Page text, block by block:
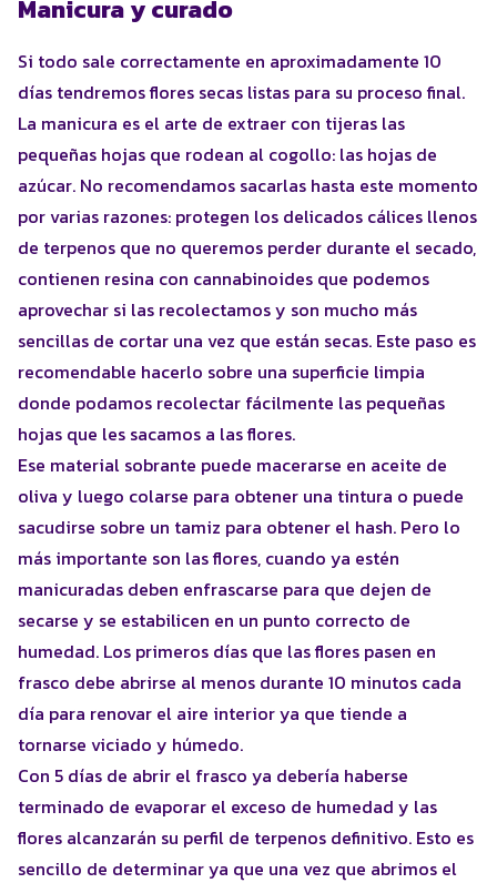
Manicura y curado
Si todo sale correctamente en aproximadamente 10
días tendremos flores secas listas para su proceso final.
La manicura es el arte de extraer con tijeras las
pequeñas hojas que rodean al cogollo: las hojas de
azúcar. No recomendamos sacarlas hasta este momento
por varias razones: protegen los delicados cálices llenos
de terpenos que no queremos perder durante el secado,
contienen resina con cannabinoides que podemos
aprovechar si las recolectamos y son mucho más
sencillas de cortar una vez que están secas. Este paso es
recomendable hacerlo sobre una superficie limpia
donde podamos recolectar fácilmente las pequeñas
hojas que les sacamos a las flores.
Ese material sobrante puede macerarse en aceite de
oliva y luego colarse para obtener una tintura o puede
sacudirse sobre un tamiz para obtener el hash. Pero lo
más importante son las flores, cuando ya estén
manicuradas deben enfrascarse para que dejen de
secarse y se estabilicen en un punto correcto de
humedad. Los primeros días que las flores pasen en
frasco debe abrirse al menos durante 10 minutos cada
día para renovar el aire interior ya que tiende a
tornarse viciado y húmedo.
Con 5 días de abrir el frasco ya debería haberse
terminado de evaporar el exceso de humedad y las
flores alcanzarán su perfil de terpenos definitivo. Esto es
sencillo de determinar ya que una vez que abrimos el